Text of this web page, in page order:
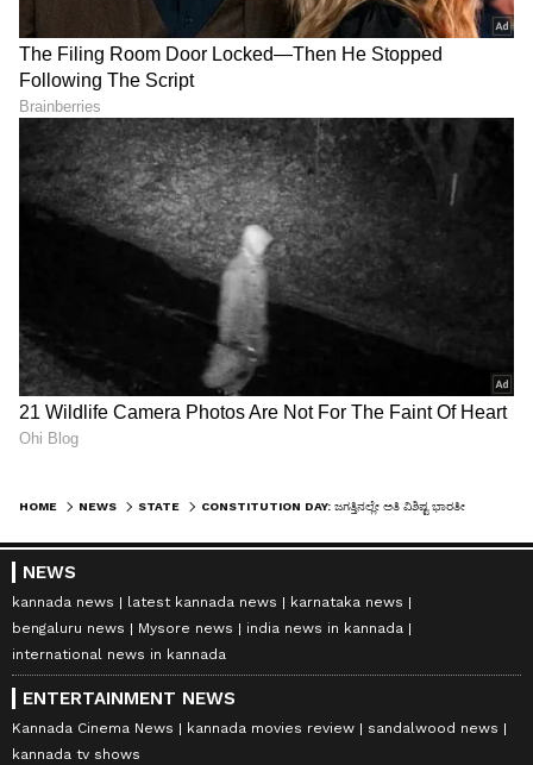
HOME NEWS STATE
NEWS
kannada news latest kannada news
karnataka news
bengaluru news
Mysore news
india news in kannada
international news in kannada
ENTERTAINMENT NEWS
Kannada Cinema News kannada movies review
sandalwood news
kannada tv shows